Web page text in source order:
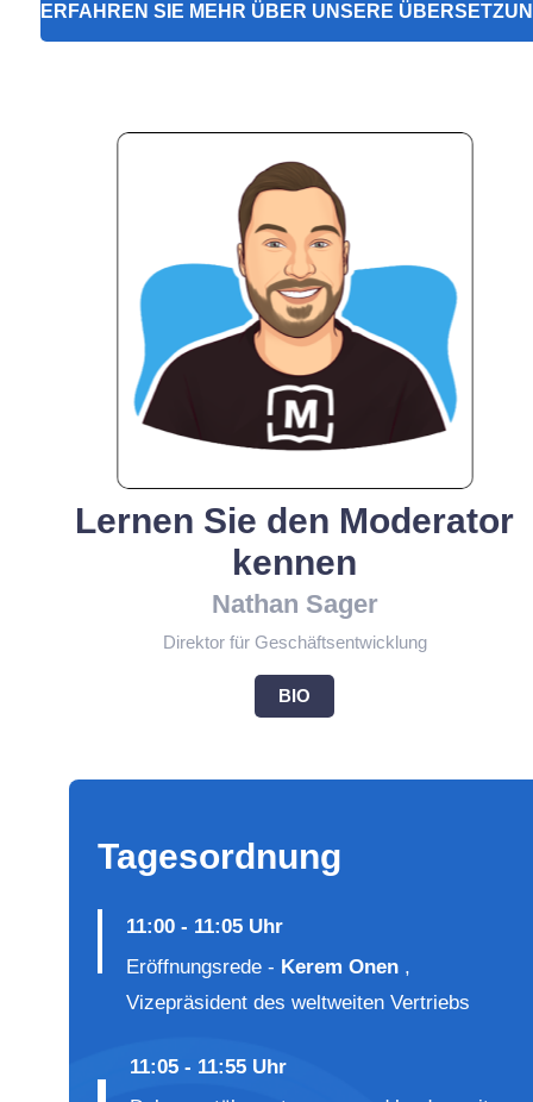
ERFAHREN SIE MEHR ÜBER UNSERE
Lernen Sie den Moderator
kennen
Nathan Sager
Direktor für Geschäftsentwicklung
BIO
Tagesordnung
11:00 - 11:05 Uhr
Eröffnungsrede - Kerem Onen ,
Vizepräsident des weltweiten Vertriebs
11:05 - 11:55 Uhr